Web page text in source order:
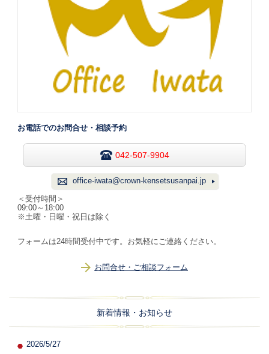
お電話でのお問合せ・相談予約
042-507-9904
office-iwata@crown-kensetsusanpai.jp
＜受付時間＞
09:00～18:00
※土曜・日曜・祝日は除く
フォームは24時間受付中です。お気軽にご連絡ください。
お問合せ・ご相談フォーム
新着情報・お知らせ
2026/5/27